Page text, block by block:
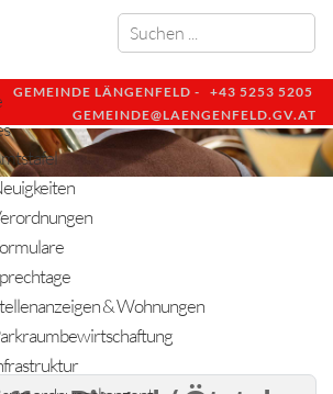
GEMEINDE LÄNGENFELD - +43 5253 5205
GEMEINDE@LAENGENFELD.GV.AT
& Wohnungen